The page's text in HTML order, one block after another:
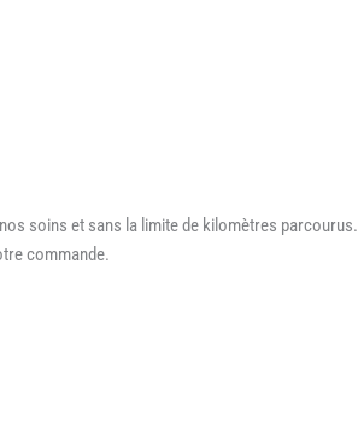
soins et sans la limite de kilomètres parcourus.
commande.